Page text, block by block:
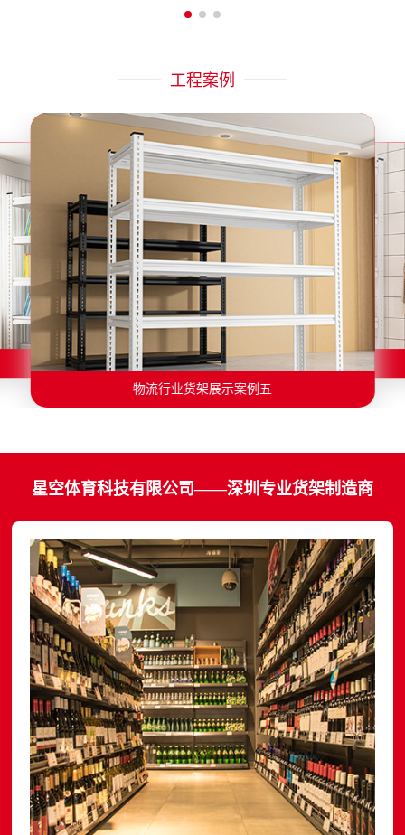
工程案例
物流行业货架展示案例一
物流行业货架展示案例六
物流行业货架展示案例五
物流行业货架展示案例四
物流行业货架展示案例三
物流行业货架展示案例二
星空体育科技有限公司——深圳专业货架制造商